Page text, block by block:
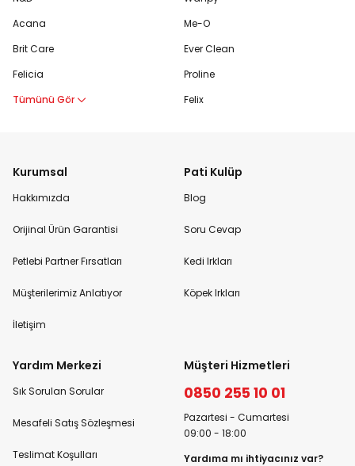
Acana
Brit Care
Felicia
Tümünü Gör
Me-O
Ever Clean
Proline
Felix
Kurumsal
Hakkımızda
Orijinal Ürün Garantisi
Petlebi Partner Fırsatları
Müşterilerimiz Anlatıyor
İletişim
Pati Kulüp
Blog
Soru Cevap
Kedi Irkları
Köpek Irkları
Yardım Merkezi
Sık Sorulan Sorular
Mesafeli Satış Sözleşmesi
Teslimat Koşulları
Müşteri Hizmetleri
0850 255 10 01
Pazartesi - Cumartesi
09:00 - 18:00
Yardıma mı ihtiyacınız var?